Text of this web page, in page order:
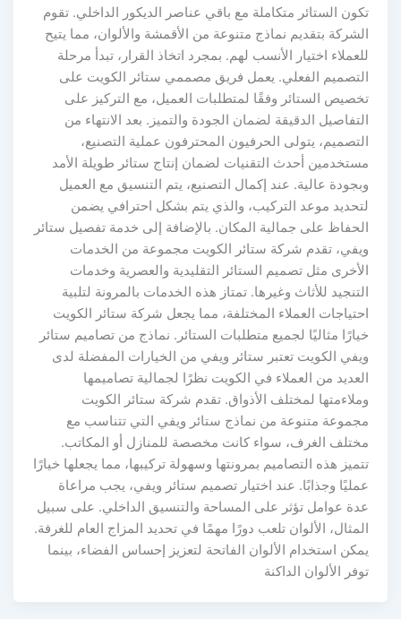
تكون الستائر متكاملة مع باقي عناصر الديكور الداخلي. تقوم
الشركة بتقديم نماذج متنوعة من الأقمشة والألوان، مما يتيح
للعملاء اختيار الأنسب لهم. بمجرد اتخاذ القرار، تبدأ مرحلة
التصميم الفعلي. يعمل فريق مصممي ستائر الكويت على
تخصيص الستائر وفقًا لمتطلبات العميل، مع التركيز على
التفاصيل الدقيقة لضمان الجودة والتميز. بعد الانتهاء من
التصميم، يتولى الحرفيون المحترفون عملية التصنيع،
مستخدمين أحدث التقنيات لضمان إنتاج ستائر طويلة الأمد
وبجودة عالية. عند إكمال التصنيع، يتم التنسيق مع العميل
لتحديد موعد التركيب، والذي يتم بشكل احترافي يضمن
الحفاظ على جمالية المكان. بالإضافة إلى خدمة تفصيل ستائر
ويفي، تقدم شركة ستائر الكويت مجموعة من الخدمات
الأخرى مثل تصميم الستائر التقليدية والعصرية وخدمات
التنجيد للأثاث وغيرها. تمتاز هذه الخدمات بالمرونة لتلبية
احتياجات العملاء المختلفة، مما يجعل شركة ستائر الكويت
خيارًا مثاليًا لجميع متطلبات الستائر. نماذج من تصاميم ستائر
ويفي الكويت تعتبر ستائر ويفي من الخيارات المفضلة لدى
العديد من العملاء في الكويت نظرًا لجمالية تصاميمها
وملاءمتها لمختلف الأذواق. تقدم شركة ستائر الكويت
مجموعة متنوعة من نماذج ستائر ويفي التي تتناسب مع
مختلف الغرف، سواء كانت مخصصة للمنازل أو المكاتب.
تتميز هذه التصاميم بمرونتها وسهولة تركيبها، مما يجعلها خيارًا
عمليًا وجذابًا. عند اختيار تصميم ستائر ويفي، يجب مراعاة
عدة عوامل تؤثر على المساحة والتنسيق الداخلي. على سبيل
المثال، الألوان تلعب دورًا مهمًا في تحديد المزاج العام للغرفة.
يمكن استخدام الألوان الفاتحة لتعزيز إحساس الفضاء، بينما
توفر الألوان الداكنة